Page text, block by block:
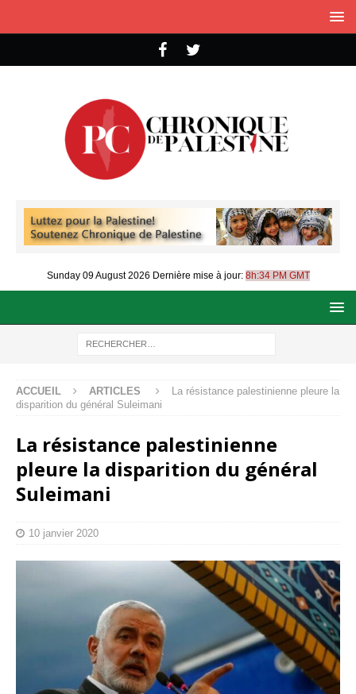
Sunday 09 August 2026 Dernière mise à jour: 8h:34 PM GMT
ACCUEIL ARTICLES
La résistance palestinienne pleure la
disparition du général Suleimani
La résistance palestinienne
pleure la disparition du général
Suleimani
10 janvier 2020